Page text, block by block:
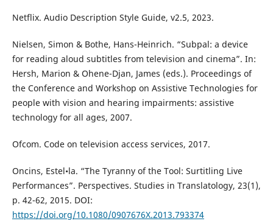
Netflix. Audio Description Style Guide, v2.5, 2023.
Nielsen, Simon & Bothe, Hans-Heinrich. “Subpal: a device
for reading aloud subtitles from television and cinema”. In:
Hersh, Marion & Ohene-Djan, James (eds.). Proceedings of
the Conference and Workshop on Assistive Technologies for
people with vision and hearing impairments: assistive
technology for all ages, 2007.
Ofcom. Code on television access services, 2017.
Oncins, Estel•la. “The Tyranny of the Tool: Surtitling Live
Performances”. Perspectives. Studies in Translatology, 23(1),
p. 42-62, 2015. DOI:
https://doi.org/10.1080/0907676X.2013.793374